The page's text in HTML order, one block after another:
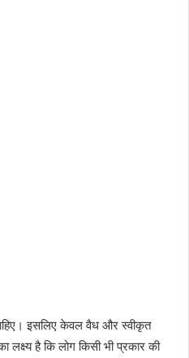
इसलिए केवल वैध और स्वीकृत
लक्ष्य है कि लोग किसी भी प्रकार की